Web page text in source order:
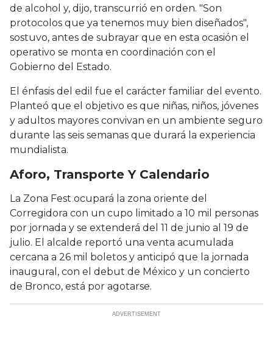
de alcohol y, dijo, transcurrió en orden. "Son
protocolos que ya tenemos muy bien diseñados",
sostuvo, antes de subrayar que en esta ocasión el
operativo se monta en coordinación con el
Gobierno del Estado.
El énfasis del edil fue el carácter familiar del evento.
Planteó que el objetivo es que niñas, niños, jóvenes
y adultos mayores convivan en un ambiente seguro
durante las seis semanas que durará la experiencia
mundialista.
Aforo, Transporte Y Calendario
La Zona Fest ocupará la zona oriente del
Corregidora con un cupo limitado a 10 mil personas
por jornada y se extenderá del 11 de junio al 19 de
julio. El alcalde reportó una venta acumulada
cercana a 26 mil boletos y anticipó que la jornada
inaugural, con el debut de México y un concierto
de Bronco, está por agotarse.